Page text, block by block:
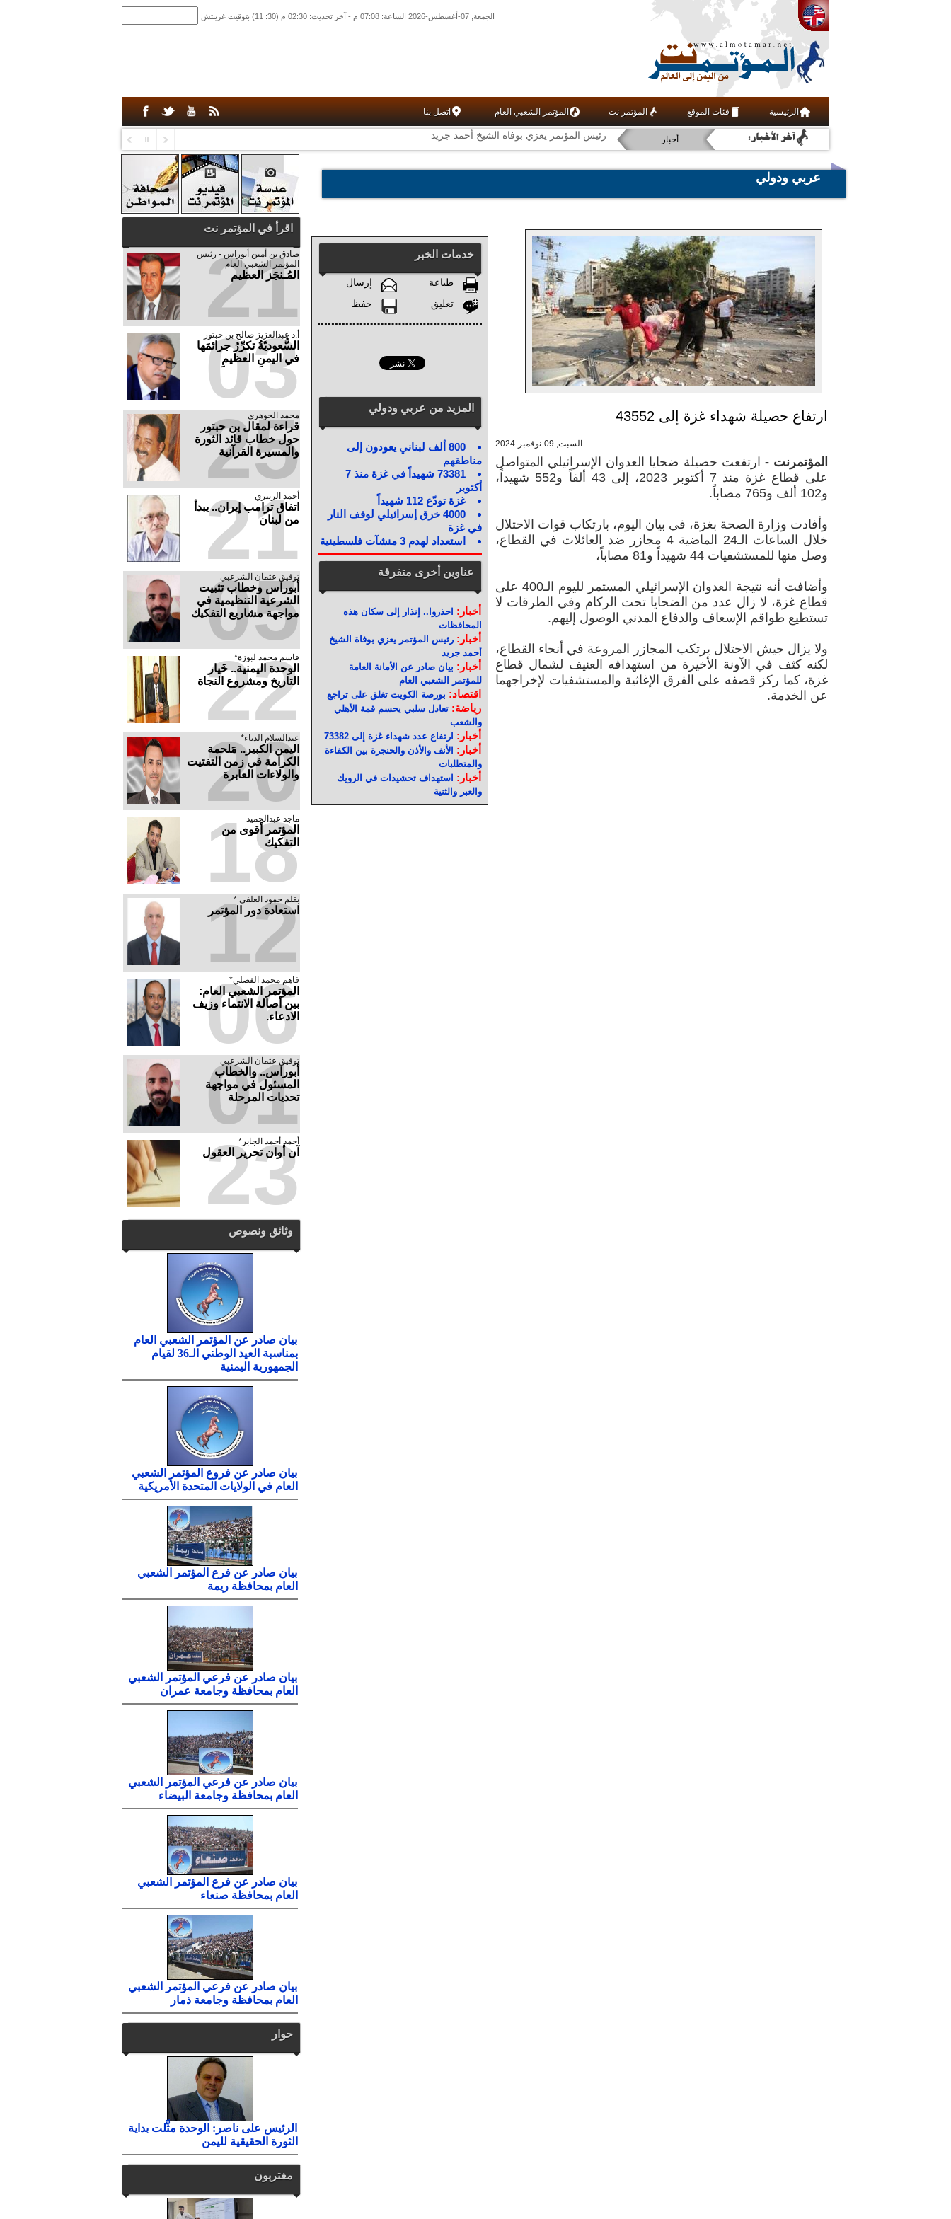
الجمعة, 07-أغسطس-2026 الساعة: 07:08 م - آخر تحديث: 02:30 م (30: 11) بتوقيت غرينتش
الرئيسية فئات الموقع المؤتمر نت المؤتمر الشعبي العام اتصل بنا
أخبار رئيس المؤتمر يعزي بوفاة الشيخ أحمد جريد
عربي ودولي
خدمات الخبر
طباعة
إرسال
تعليق
حفظ
المزيد من عربي ودولي
800 ألف لبناني يعودون إلى
مناطقهم
73381 شهيداً في غزة منذ 7
أكتوبر
غزة تودّع 112 شهيداً
4000 خرق إسرائيلي لوقف النار
في غزة
استعداد لهدم 3 منشآت فلسطينية
عناوين أخرى متفرقة
أخبار: احذروا.. إنذار إلى سكان هذه
المحافظات
أخبار:رئيس المؤتمر يعزي بوفاة الشيخ
أحمد جريد
أخبار: بيان صادر عن الأمانة العامة
للمؤتمر الشعبي العام
اقتصاد: بورصة الكويت تغلق على تراجع
رياضة:تعادل سلبي يحسم قمة الأهلي
والشعب
أخبار: ارتفاع عدد شهداء غزة إلى 73382
أخبار: الأنف والأذن والحنجرة بين الكفاءة
والمتطلبات
أخبار: استهداف تحشيدات في الرويك
والعبر والثنية
ارتفاع حصيلة شهداء غزة إلى 43552
السبت, 09-نوفمبر-2024
المؤتمرنت - ارتفعت حصيلة ضحايا العدوان الإسرائيلي المتواصل
على قطاع غزة منذ 7 أكتوبر 2023، إلى 43 ألفاً و552 شهيداً،
و102 ألف و765 مصاباً.
وأفادت وزارة الصحة بغزة، في بيان اليوم، بارتكاب قوات الاحتلال
خلال الساعات الـ24 الماضية 4 مجازر ضد العائلات في القطاع،
وصل منها للمستشفيات 44 شهيداً و81 مصاباً،
وأضافت أنه نتيجة العدوان الإسرائيلي المستمر لليوم الـ400 على
قطاع غزة، لا زال عدد من الضحايا تحت الركام وفي الطرقات لا
تستطيع طواقم الإسعاف والدفاع المدني الوصول إليهم.
ولا يزال جيش الاحتلال يرتكب المجازر المروعة في أنحاء القطاع،
لكنه كثف في الآونة الأخيرة من استهدافه العنيف لشمال قطاع
غزة، كما ركز قصفه على الفرق الإغاثية والمستشفيات لإخراجهما
عن الخدمة.
اقرأ في المؤتمر نت
صادق‮ ‬بن‮ ‬أمين‮ ‬أبوراس - رئيس‮
‬المؤتمر‮ ‬الشعبي‮ ‬العام
المُـنجَز العظيم
21
أ.د عبدالعزيز صالح بن حبتور
السُّعوديّةُ تكرِّرُ جرائمَها
في اليمنِ العظيمِ
03
محمد الجوهري
قراءة لمقال بن حبتور
حول خطاب قائد الثورة
والمسيرة القرآنية
25
أحمد الزبيري
اتفاق ترامب إيران.. يبدأ
من لبنان
21
توفيق عثمان الشرعبي
أبوراس وخطاب تثبيت
الشرعية التنظيمية في
مواجهة مشاريع التفكيك
05
قاسم محمد لبوزة*
الوحدة اليمنية.. خَيار
التاريخ ومشروع النجاة
22
عبدالسلام الدباء*
​اليمن الكبير.. مَلحمة
الكرامة في زمن التفتيت
والولاءات العابرة
20
ماجد عبدالحميد
المؤتمر أقوى من
التفكيك
18
بقلم حمود العلفي *
استعادة دور المؤتمر
12
فاهم محمد الفضلي*
المؤتمر الشعبي العام:
بين أصالة الانتماء وزيف
الادعاء.
06
توفيق عثمان الشرعبي
أبوراس.. والخطاب
المسئول في مواجهة
تحديات المرحلة
01
أحمد أحمد الجابر*
آن أوان تحرير العقول
23
وثائق ونصوص
بيان صادر عن المؤتمر الشعبي العام
بمناسبة العيد الوطني الـ36 لقيام
الجمهورية اليمنية
بيان صادر عن فروع المؤتمر الشعبي
العام في الولايات المتحدة الأمريكية
بيان صادر عن فرع المؤتمر الشعبي
العام بمحافظة ريمة
بيان صادر عن فرعي المؤتمر الشعبي
العام بمحافظة وجامعة عمران
بيان صادر عن فرعي المؤتمر الشعبي
العام بمحافظة وجامعة البيضاء
بيان صادر عن فرع المؤتمر الشعبي
العام بمحافظة صنعاء
بيان صادر عن فرعي المؤتمر الشعبي
العام بمحافظة وجامعة ذمار
حوار
الرئيس على ناصر: الوحدة مثَّلت بداية
الثورة الحقيقية لليمن
مغتربون